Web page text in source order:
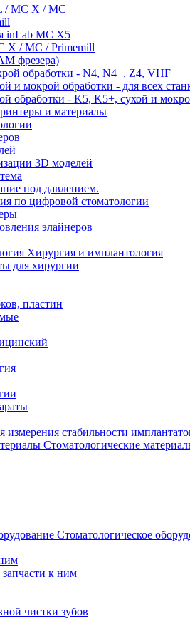
/ MC X / MC
inLab MC X5
X / MC / Primemill
фрезера)
обработки - N4, N4+, Z4, VHF
и мокрой обработки - для всех
обработки - K5, K5+, сухой и
и материалы
3D моделей
под давлением.
по цифровой стоматологии
элайнеров
Хирургия и имплантология
для хирургии
пластин
измерения стабильности
Стоматологические
Стоматологическое
к ним
чистки зубов